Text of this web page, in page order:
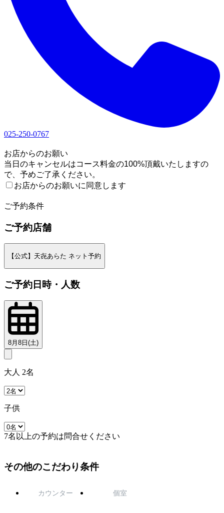
025-250-0767
お店からのお願い
当日のキャンセルはコース料金の100%頂戴いたしますの
で、予めご了承ください。
お店からのお願いに同意します
ご予約条件
ご予約店舗
【公式】天㐂あらた ネット予約
ご予約日時・人数
8月8日(土)
大人 2名
子供
7名以上の予約は問合せください
その他のこだわり条件
カウンター 個室